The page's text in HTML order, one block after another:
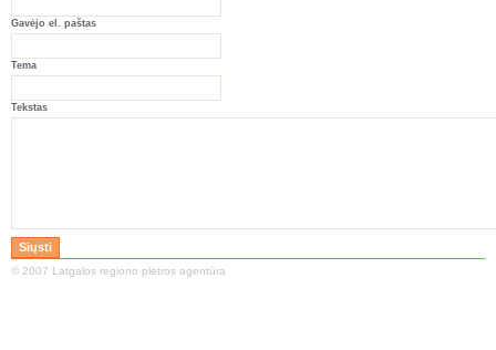
Gavėjo el. paštas
Tema
Tekstas
© 2007 Latgalos regiono plėtros agentūra